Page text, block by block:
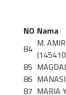
NO Nama
84 M.
85
86
87 MARIA